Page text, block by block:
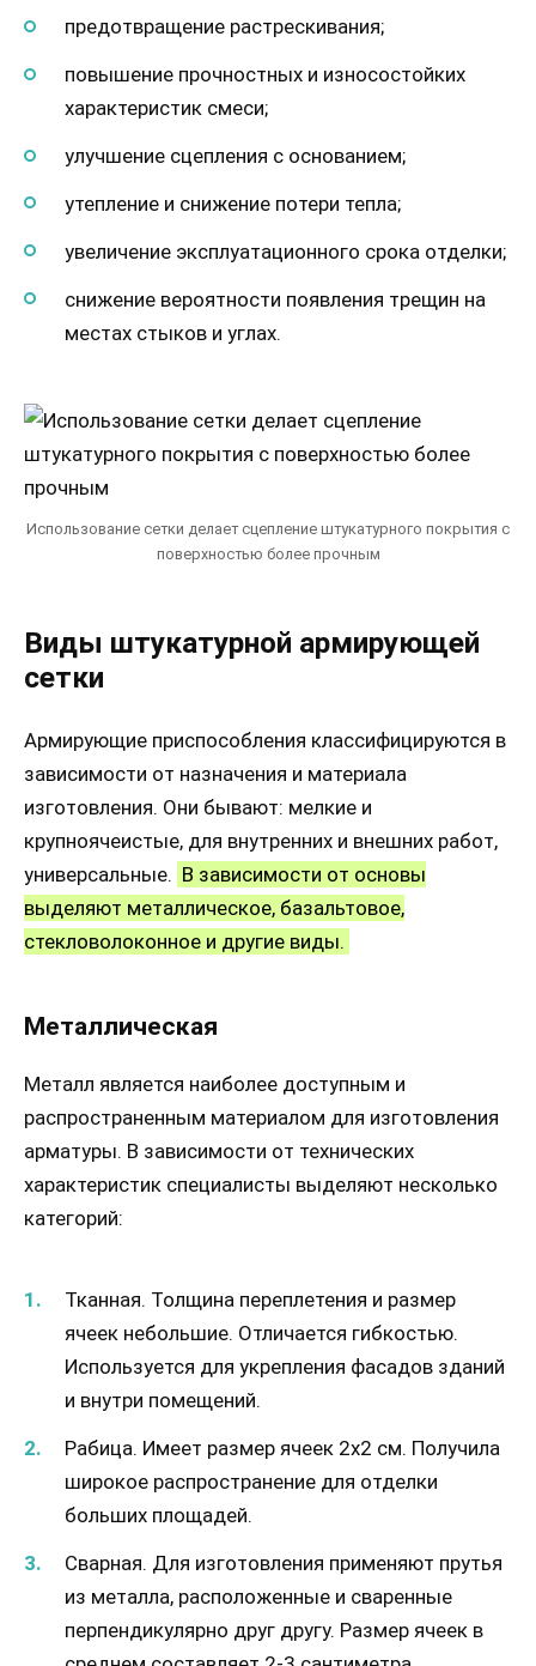
предотвращение растрескивания;
повышение прочностных и износостойких
характеристик смеси;
улучшение сцепления с основанием;
утепление и снижение потери тепла;
увеличение эксплуатационного срока отделки;
снижение вероятности появления трещин на
местах стыков и углах.
Использование сетки делает сцепление штукатурного покрытия с
поверхностью более прочным
Виды штукатурной армирующей
сетки
Армирующие приспособления классифицируются в
зависимости от назначения и материала
изготовления. Они бывают: мелкие и
крупноячеистые, для внутренних и внешних работ,
универсальные. В зависимости от основы
выделяют металлическое, базальтовое,
стекловолоконное и другие виды.
Металлическая
Металл является наиболее доступным и
распространенным материалом для изготовления
арматуры. В зависимости от технических
характеристик специалисты выделяют несколько
категорий:
Тканная. Толщина переплетения и размер
ячеек небольшие. Отличается гибкостью.
Используется для укрепления фасадов зданий
и внутри помещений.
Рабица. Имеет размер ячеек 2х2 см. Получила
широкое распространение для отделки
больших площадей.
Сварная. Для изготовления применяют прутья
из металла, расположенные и сваренные
перпендикулярно друг другу. Размер ячеек в